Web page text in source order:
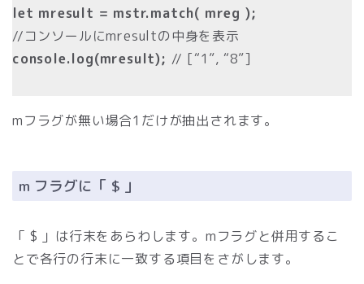
let mresult = mstr.match( mreg );
//コンソールにmresultの中身を表示
console.log(mresult); // [“1”, “8”]
mフラグが無い場合1だけが抽出されます。
m フラグに「 $ 」
「 $ 」は行末をあらわします。mフラグと併用するこ
とで各行の行末に一致する項目をさがします。